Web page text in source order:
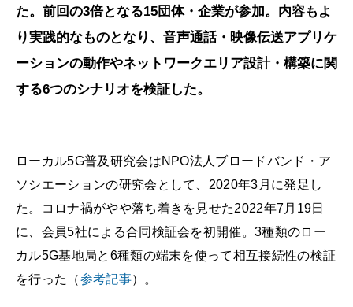
た。前回の3倍となる15団体・企業が参加。内容もよ
り実践的なものとなり、音声通話・映像伝送アプリケ
ーションの動作やネットワークエリア設計・構築に関
する6つのシナリオを検証した。
ローカル5G普及研究会はNPO法人ブロードバンド・ア
ソシエーションの研究会として、2020年3月に発足し
た。コロナ禍がやや落ち着きを見せた2022年7月19日
に、会員5社による合同検証会を初開催。3種類のロー
カル5G基地局と6種類の端末を使って相互接続性の検証
を行った（参考記事）。